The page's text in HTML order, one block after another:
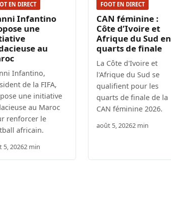
EN DIRECT
Infantino
une
au
Infantino,
de la FIFA,
une initiative
au Maroc
renforcer le
africain.
5, 20262 min
FOOT EN DIRECT
CAN féminine :
Côte d’Ivoire et
Afrique du Sud en
quarts de finale
La Côte d'Ivoire et
l'Afrique du Sud se
qualifient pour les
quarts de finale de la
CAN féminine 2026.
août 5, 20262 min